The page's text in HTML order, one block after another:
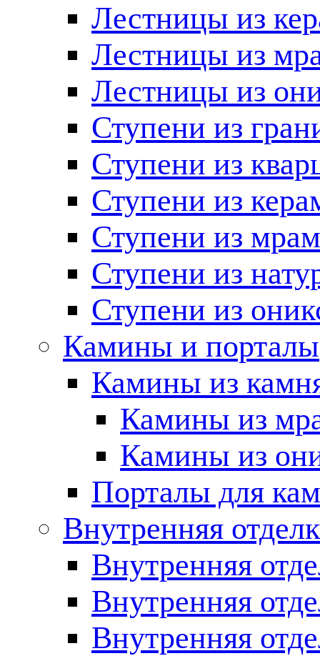
Лестницы из
Лестницы из
Лестницы из
Ступени из
Ступени из
Ступени из
Ступени из
Ступени из
Ступени из
Камины и порталы
Камины из
Камины из
Камины из
Порталы для
Внутренняя
Внутренняя
Внутренняя
Внутренняя